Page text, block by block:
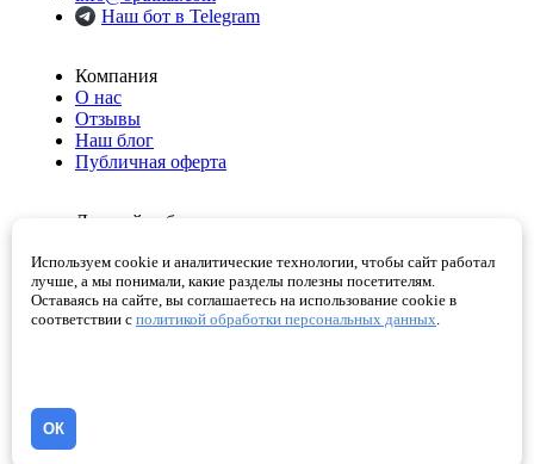
Наш бот в Telegram
Компания
О нас
Отзывы
Наш блог
Публичная оферта
Личный кабинет
Избранное
Корзина
Проверенные поставщики
Написать директору
Используем cookie и аналитические технологии, чтобы сайт работал
лучше, а мы понимали, какие разделы полезны посетителям.
Оставаясь на сайте, вы соглашаетесь на использование cookie в
соответствии с политикой обработки персональных данных.
ОК